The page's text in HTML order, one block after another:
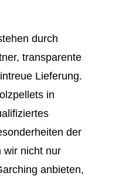
durch
transparente
Lieferung.
in
der
wir nicht nur
anbieten,